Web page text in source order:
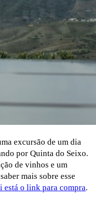
excursão de um dia
por Quinta do Seixo.
de vinhos e um
mais sobre esse
está o link para compra.